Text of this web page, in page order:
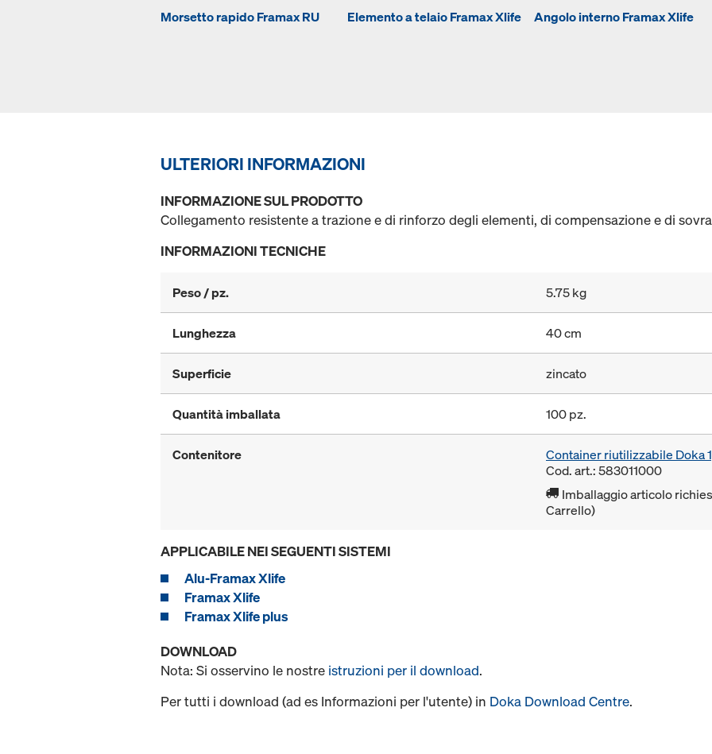
Morsetto rapido Framax RU Elemento a telaio Framax Xlife Angolo interno Framax Xlife
ULTERIORI INFORMAZIONI
INFORMAZIONE SUL PRODOTTO
Collegamento resistente a trazione e di rinforzo degli elementi, di compensazione e di
INFORMAZIONI TECNICHE
Peso / pz. 5.75 kg
Lunghezza 40 cm
Superficie zincato
Quantità imballata 100 pz.
Contenitore
Container riutilizzabile Doka
Cod. art.: 583011000
Imballaggio articolo
Carrello)
APPLICABILE NEI SEGUENTI SISTEMI
Alu-Framax Xlife
Framax Xlife
Framax Xlife plus
DOWNLOAD
Nota: Si osservino le nostre istruzioni per il download.
Per tutti i download (ad es Informazioni per l'utente) in Doka Download Centre.